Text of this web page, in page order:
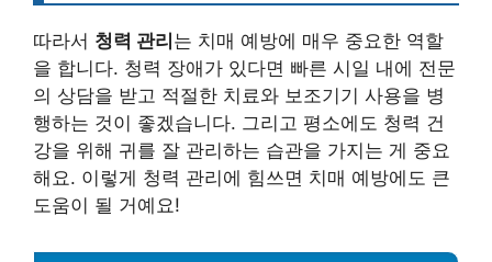
따라서 청력 관리는 치매 예방에 매우 중요한 역할
을 합니다. 청력 장애가 있다면 빠른 시일 내에 전문
의 상담을 받고 적절한 치료와 보조기기 사용을 병
행하는 것이 좋겠습니다. 그리고 평소에도 청력 건
강을 위해 귀를 잘 관리하는 습관을 가지는 게 중요
해요. 이렇게 청력 관리에 힘쓰면 치매 예방에도 큰
도움이 될 거예요!